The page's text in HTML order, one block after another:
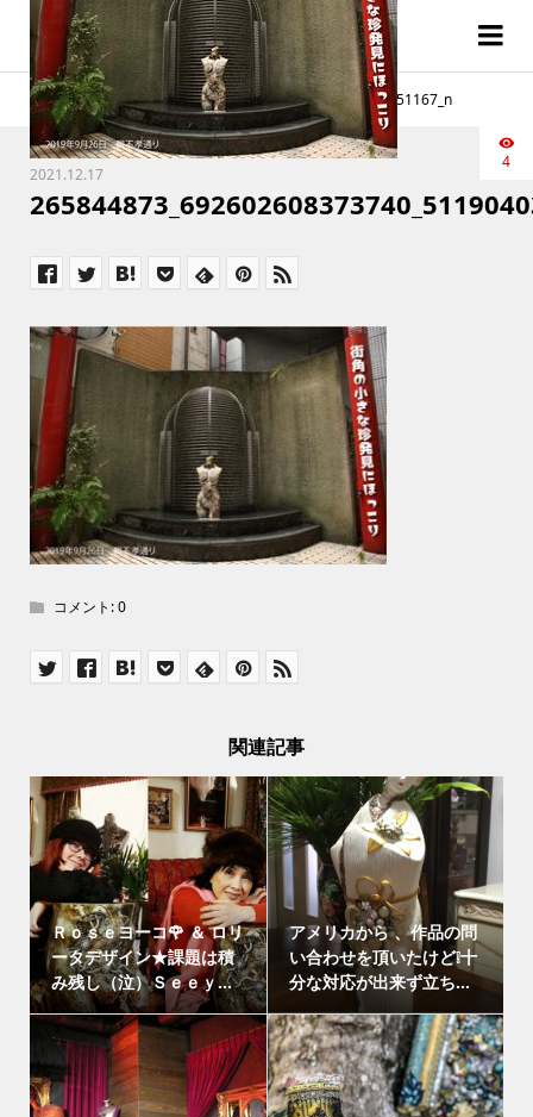
2021.12.17
4
265844873_692602608373740_5119040327043051167_n
コメント:0
関連記事
Ｒｏｓｅヨーコ🌹 ＆ ロリ
ータデザイン★課題は積
み残し（泣）Ｓｅｅｙ...
アメリカから 、作品の問
い合わせを頂いたけど❕十
分な対応が出来ず立ち...